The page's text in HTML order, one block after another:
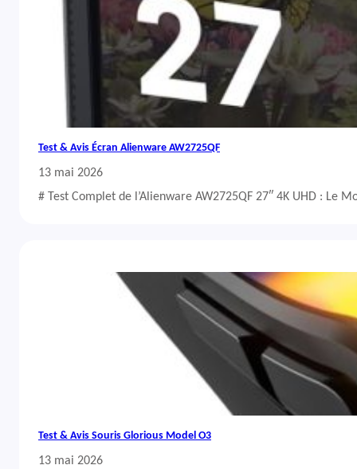
Test & Avis Écran Alienware AW2725QF
13 mai 2026
# Test Complet de l’Alienware AW2725QF 27″ 4K UHD : Le
Test & Avis Souris Glorious Model O3
13 mai 2026